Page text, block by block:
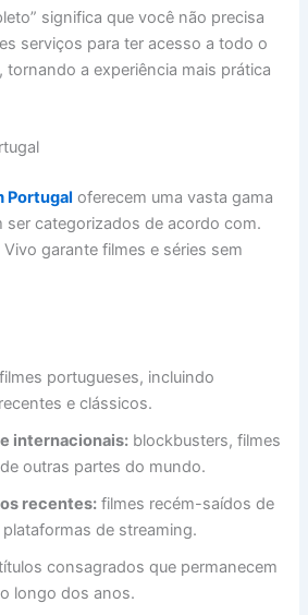
significa que você não precisa
serviços para ter acesso a todo o
tornando a experiência mais prática
Portugal oferecem uma vasta gama
ser categorizados de acordo com.
garante filmes e séries sem
filmes portugueses, incluindo
e clássicos.
internacionais: blockbusters, filmes
outras partes do mundo.
recentes: filmes recém-saídos de
de streaming.
consagrados que permanecem
longo dos anos.